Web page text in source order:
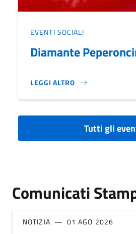
EVENTI SOCIALI
Diamante
LEGGI ALTRO
DIAMANTE PEPERONCINO
Tutti gli
Comunicati
NOTIZIA 01 AGO 2026